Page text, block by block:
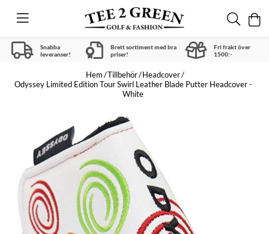
Snabba
leveranser!
Brett sortiment med bra
priser!
Fri frakt över
1500:-
Hem Tillbehör Headcover
Odyssey Limited Edition Tour Swirl Leather Blade Putter Headcover -
White